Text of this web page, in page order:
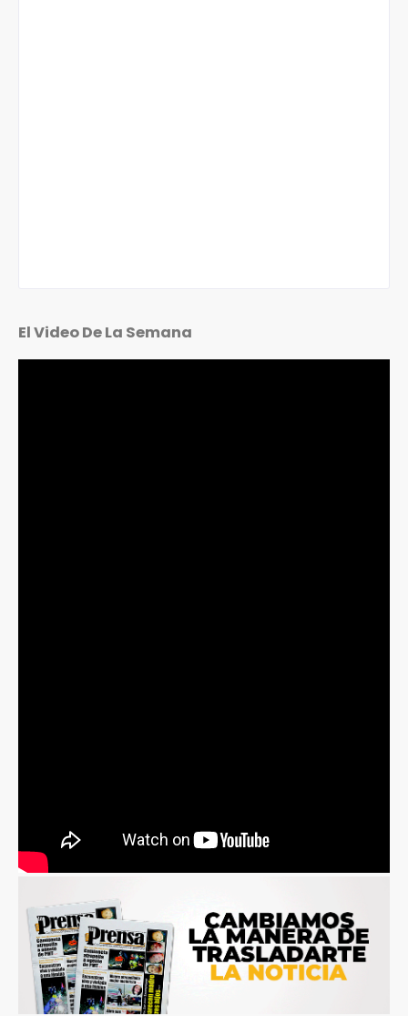
El Video De La Semana